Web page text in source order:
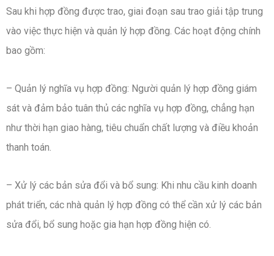
Sau khi hợp đồng được trao, giai đoạn sau trao giải tập trung
vào việc thực hiện và quản lý hợp đồng. Các hoạt động chính
bao gồm:
– Quản lý nghĩa vụ hợp đồng: Người quản lý hợp đồng giám
sát và đảm bảo tuân thủ các nghĩa vụ hợp đồng, chẳng hạn
như thời hạn giao hàng, tiêu chuẩn chất lượng và điều khoản
thanh toán.
– Xử lý các bản sửa đổi và bổ sung: Khi nhu cầu kinh doanh
phát triển, các nhà quản lý hợp đồng có thể cần xử lý các bản
sửa đổi, bổ sung hoặc gia hạn hợp đồng hiện có.